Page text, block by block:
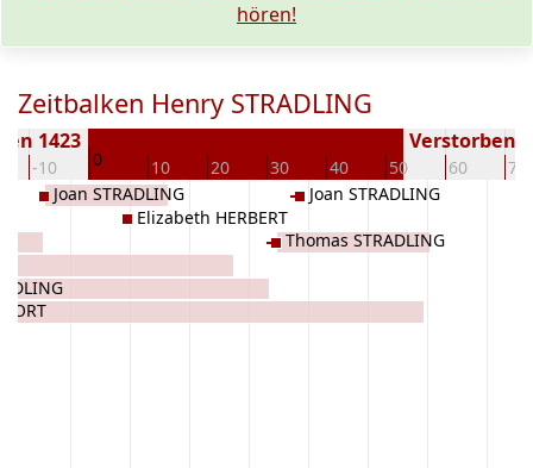
hören!
Zeitbalken Henry STRADLING
-10 0 10 20 30 40 50 60 70
1423 Verstorben (
Joan STRADLING
Elizabeth HERBERT
Thomas STRADLING
Joan STRADLING